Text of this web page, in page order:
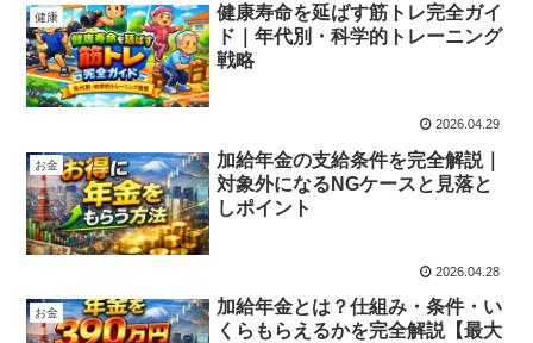
健康
健康寿命を延ばす筋トレ完全ガイ
ド｜年代別・科学的トレーニング
戦略
2026.04.29
お金
加給年金の支給条件を完全解説｜
対象外になるNGケースと見落と
しポイント
2026.04.28
お金
加給年金とは？仕組み・条件・い
くらもらえるかを完全解説【最大